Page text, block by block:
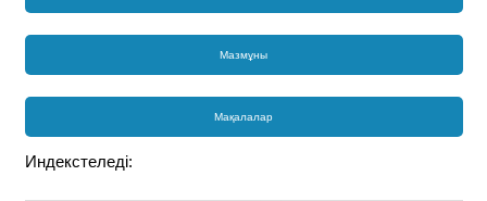
Мазмұны
Мақалалар
Индекстеледі: